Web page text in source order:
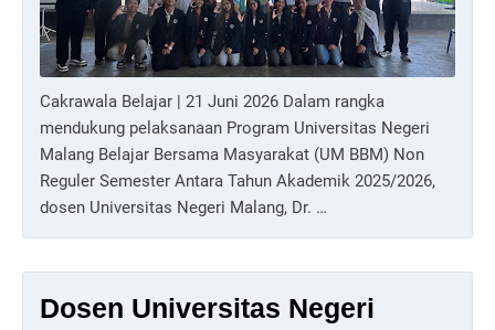
Cakrawala Belajar | 21 Juni 2026 Dalam rangka
mendukung pelaksanaan Program Universitas Negeri
Malang Belajar Bersama Masyarakat (UM BBM) Non
Reguler Semester Antara Tahun Akademik 2025/2026,
dosen Universitas Negeri Malang, Dr. …
Dosen Universitas Negeri